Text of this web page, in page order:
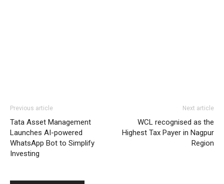
Previous article
Tata Asset Management
Launches AI-powered
WhatsApp Bot to Simplify
Investing
Next article
WCL recognised as the
Highest Tax Payer in Nagpur
Region